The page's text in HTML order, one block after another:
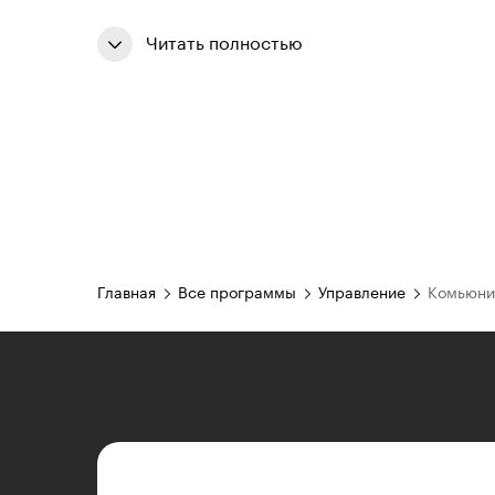
Читать полностью
Главная Все программы Управление